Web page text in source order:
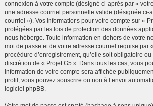
connexion à votre compte (désigné ci-après par «
une adresse courriel personnelle valide (désignée ci-
courriel »). Vos informations pour votre compte sur «
protégées par les lois de protection des données
nous héberge. Toute information en-dehors de votre
mot de passe et de votre adresse courriel requise par
procédure d’enregistrement, qu’elle soit obligatoire
discrétion de « Projet G5 ». Dans tous les cas, vous
information de votre compte sera affichée
profil, vous pouvez souscrire ou non à l’envoi
logiciel phpBB.